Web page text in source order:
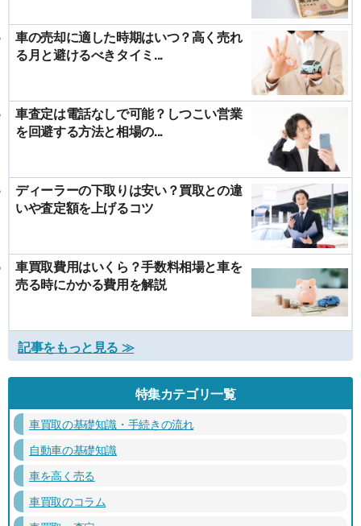
車の売却に適した時期はいつ？高く売れ
る月と避けるべきタイミ...
車査定は電話なしで可能？しつこい営業
を回避する方法と相場の...
ディーラーの下取りは安い？買取との違
いや査定額を上げるコツ
車買取費用はいくら？手数料相場と車を
売る時にかかる費用を解説
記事をもっと見る ≫
特集カテゴリ一覧
車買取の基礎知識・手続きの流れ
自動車の基礎知識
車を高く売る
車買取のコラム